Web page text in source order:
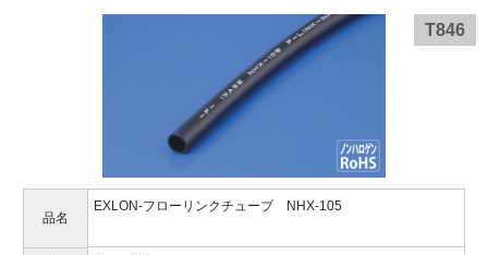
T846
品名
EXLON-フローリンクチューブ NHX-105